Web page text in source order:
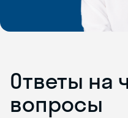
Ответы на
вопросы